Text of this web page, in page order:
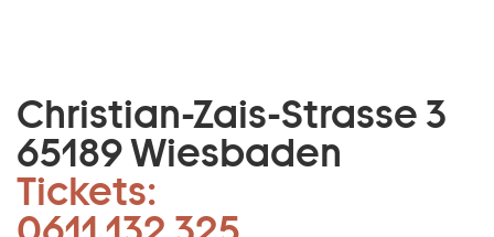
Christian-Zais-Strasse 3
65189 Wiesbaden
Tickets: